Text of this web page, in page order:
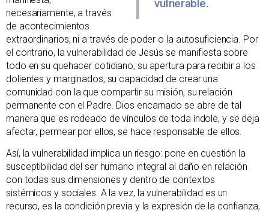
vulnerable.
necesariamente, a través
de acontecimientos
extraordinarios, ni a través de poder o la autosuficiencia. Por
el contrario, la vulnerabilidad de Jesús se manifiesta sobre
todo en su quehacer cotidiano, su apertura para recibir a los
dolientes y marginados, su capacidad de crear una
comunidad con la que compartir su misión, su relación
permanente con el Padre. Dios encarnado se abre de tal
manera que es rodeado de vínculos de toda índole, y se deja
afectar, permear por ellos, se hace responsable de ellos.
Así, la vulnerabilidad implica un riesgo: pone en cuestión la
susceptibilidad del ser humano integral al daño en relación
con todas sus dimensiones y dentro de contextos
sistémicos y sociales. A la vez, la vulnerabilidad es un
recurso, es la condición previa y la expresión de la confianza,